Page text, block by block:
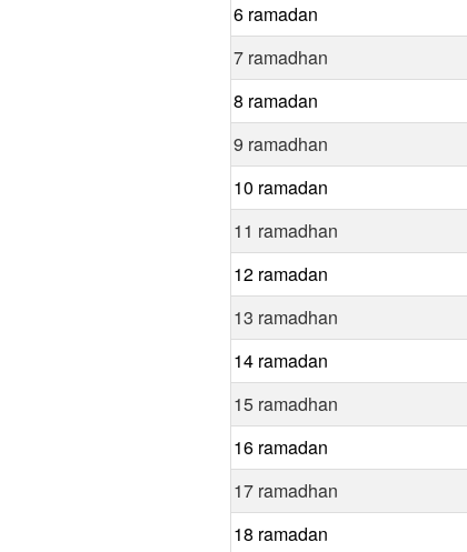
6 ramadan
7 ramadhan
8 ramadan
9 ramadhan
10 ramadan
11 ramadhan
12 ramadan
13 ramadhan
14 ramadan
15 ramadhan
16 ramadan
17 ramadhan
18 ramadan